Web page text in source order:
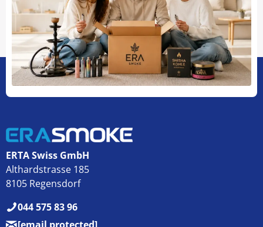
ERTA Swiss GmbH
Althardstrasse 185
8105 Regensdorf
044 575 83 96